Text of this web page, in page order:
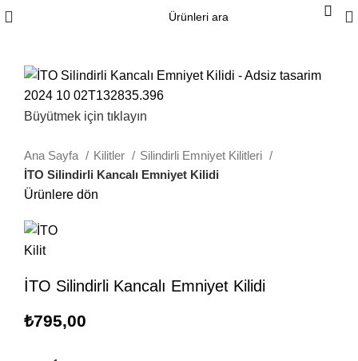
Büyütmek için tıklayın
Ana Sayfa Kilitler
Silindirli Emniyet Kilitleri
İTO Silindirli Kancalı Emniyet Kilidi
Ürünlere dön
İTO Silindirli Kancalı Emniyet Kilidi
₺795,00